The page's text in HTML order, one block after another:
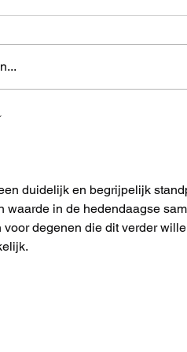
duidelijk en begrijpelijk
waarde in de hedendaagse
voor degenen die dit verder